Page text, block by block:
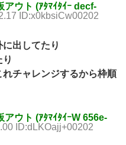
ウト (ｱﾀﾏｲﾀｲｰ decf-
ID:x0kbsiCw00202
出してたり
チャレンジするから枠順
ウト (ｱﾀﾏｲﾀｲｰW 656e-
ID:dLKOajj+00202